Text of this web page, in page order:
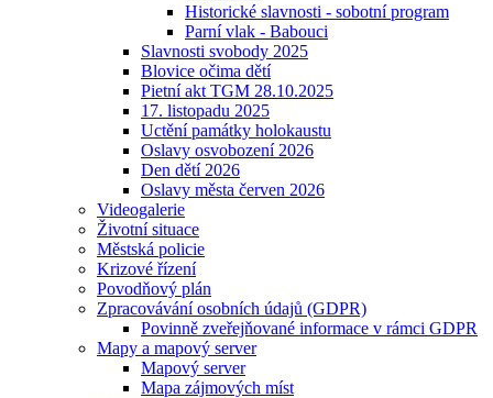
Historické slavnosti - sobotní program
Parní vlak - Babouci
Slavnosti svobody 2025
Blovice očima dětí
Pietní akt TGM 28.10.2025
17. listopadu 2025
Uctění památky holokaustu
Oslavy osvobození 2026
Den dětí 2026
Oslavy města červen 2026
Videogalerie
Životní situace
Městská policie
Krizové řízení
Povodňový plán
Zpracovávání osobních údajů (GDPR)
Povinně zveřejňované informace v rámci GDPR
Mapy a mapový server
Mapový server
Mapa zájmových míst